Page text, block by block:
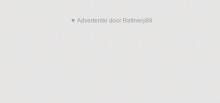
▼ Advertentie door Refinery89